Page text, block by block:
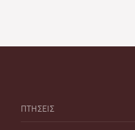
ΠΤΗΣΕΙΣ